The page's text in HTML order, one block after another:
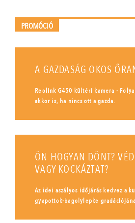
PROMÓCIÓ
A GAZDASÁG OKOS
Reolink G450 kültéri kamera -
akkor is, ha nincs ott a gazda.
ÖN HOGYAN DÖNT?
VAGY KOCKÁZTAT?
Az idei aszályos időjárás kedvez a
gyapottok-bagolylepke